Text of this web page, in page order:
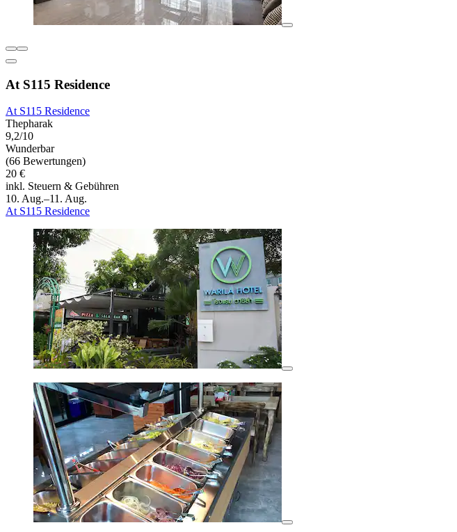
At S115 Residence
At S115 Residence
Thepharak
9,2/10
Wunderbar
(66 Bewertungen)
20 €
inkl. Steuern & Gebühren
10. Aug.–11. Aug.
At S115 Residence